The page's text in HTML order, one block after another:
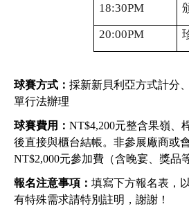
18:30PM
20:00PM
球賽方式： 採新新貝利亞方式計分
單行法辦理
球賽費用： NT$4,200元整含果嶺、
後直接與櫃台結帳。非參展廠商或
NT$2,000元參加費（含晚宴、獎品
報名注意事項： 填寫下方報名表，
有特殊需求請特別註明，謝謝！